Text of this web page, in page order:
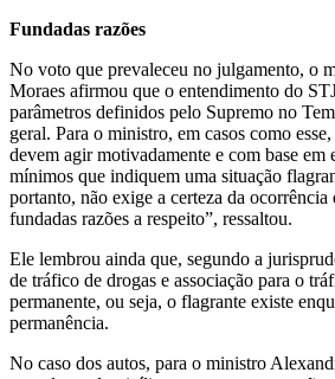
Fundadas razões
No voto que prevaleceu no julgamento, o
Moraes afirmou que o entendimento do
parâmetros definidos pelo Supremo no
geral. Para o ministro, em casos como
devem agir motivadamente e com base em
mínimos que indiquem uma situação
portanto, não exige a certeza da ocorrência
fundadas razões a respeito”, ressaltou.
Ele lembrou ainda que, segundo a
de tráfico de drogas e associação para o
permanente, ou seja, o flagrante existe
permanência.
No caso dos autos, para o ministro